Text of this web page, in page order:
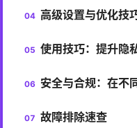
高级设置与优化技
使用技巧：提升隐
安全与合规：在不
故障排除速查